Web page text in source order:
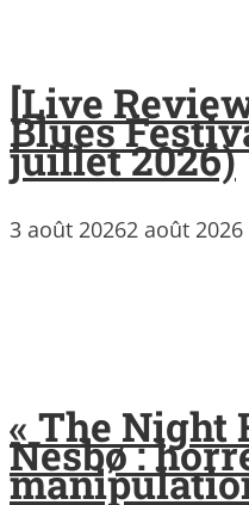
[Live
Blues
juillet 2026)
3 août 20262 août 2026
« The Night
Nesbø :